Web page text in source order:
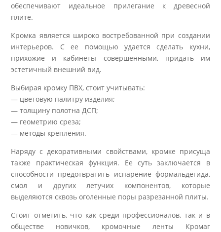
обеспечивают идеальное прилегание к древесной
плите.
Кромка является широко востребованной при создании
интерьеров. С ее помощью удается сделать кухни,
прихожие и кабинеты совершенными, придать им
эстетичный внешний вид.
Выбирая кромку ПВХ, стоит учитывать:
— цветовую палитру изделия;
— толщину полотна ДСП;
— геометрию среза;
— методы крепления.
Наряду с декоративными свойствами, кромке присуща
также практическая функция. Ее суть заключается в
способности предотвратить испарение формальдегида,
смол и других летучих компонентов, которые
выделяются сквозь оголенные поры разрезанной плиты.
Стоит отметить, что как среди профессионалов, так и в
обществе новичков, кромочные ленты Кромаг